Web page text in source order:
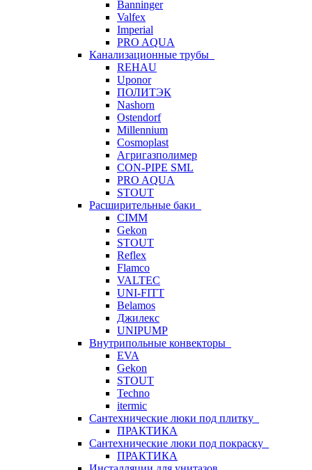
Banninger
Valfex
Imperial
PRO AQUA
Канализационные трубы
REHAU
Uponor
ПОЛИТЭК
Nashorn
Ostendorf
Millennium
Cosmoplast
Агригазполимер
CON-PIPE SML
PRO AQUA
STOUT
Расширительные баки
CIMM
Gekon
STOUT
Reflex
Flamco
VALTEC
UNI-FITT
Belamos
Джилекс
UNIPUMP
Внутрипольные конвекторы
EVA
Gekon
STOUT
Techno
itermic
Сантехнические люки под плитку
ПРАКТИКА
Сантехнические люки под покраску
ПРАКТИКА